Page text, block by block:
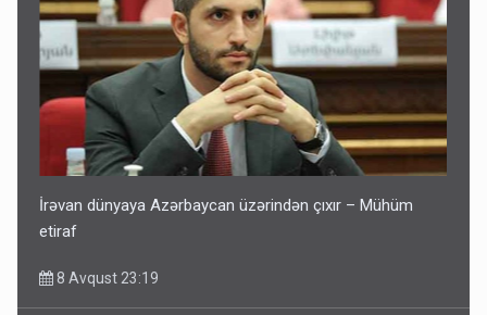
İrəvan dünyaya Azərbaycan üzərindən çıxır – Mühüm
etiraf
8 Avqust 23:19